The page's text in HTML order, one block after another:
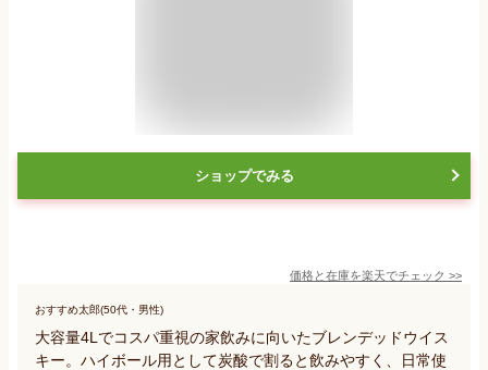
ショップでみる
価格と在庫を楽天でチェック >>
おすすめ太郎(50代・男性)
大容量4Lでコスパ重視の家飲みに向いたブレンデッドウイス
キー。ハイボール用として炭酸で割ると飲みやすく、日常使